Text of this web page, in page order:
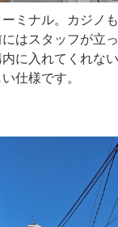
ミナル。カジノも
はスタッフが立
に入れてくれな
仕様です。